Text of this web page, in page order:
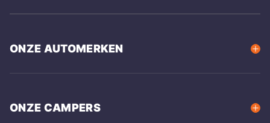
ONZE AUTOMERKEN
ONZE CAMPERS